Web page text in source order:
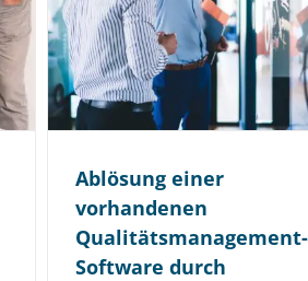
Ablösung einer
vorhandenen
Qualitäts­management-
Software durch